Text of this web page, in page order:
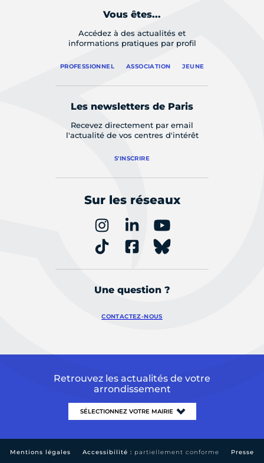
Vous êtes...
Accédez à des actualités et
informations pratiques par profil
PROFESSIONNEL ASSOCIATION JEUNE
Les newsletters de Paris
Recevez directement par email
l'actualité de vos centres d'intérêt
S'INSCRIRE
Sur les réseaux
Une question ?
CONTACTEZ-NOUS
Retrouvez les actualités de votre
arrondissement
Mentions légales Accessibilité : partiellement conforme Presse